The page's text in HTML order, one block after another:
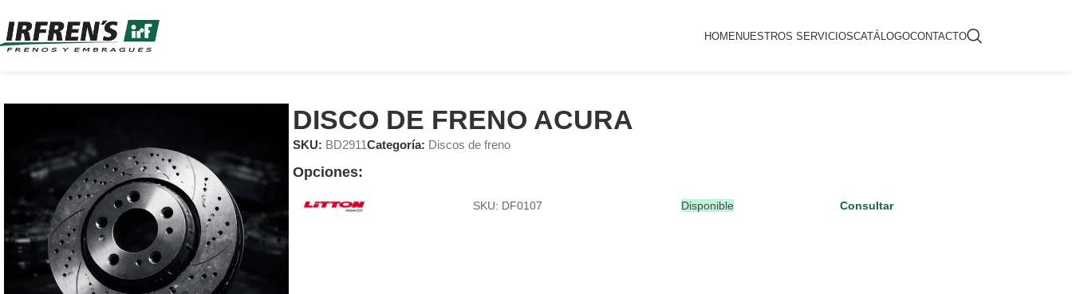
HOMENUESTROS SERVICIOSCATÁLOGOCONTACTO
DISCO DE FRENO ACURA
SKU: BD2911Categoría: Discos de freno
Opciones:
SKU: DF0107 Disponible Consultar